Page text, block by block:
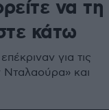
να τη
κάτω
για τις
Νταλαούρα» και